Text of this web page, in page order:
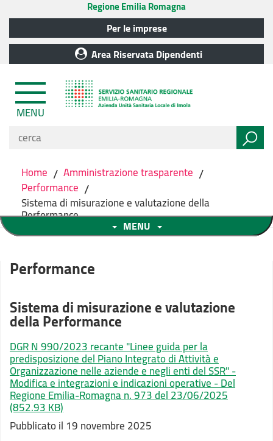
Regione Emilia Romagna
Per le imprese
Area Riservata Dipendenti
MENU
Home / Amministrazione trasparente /
Performance /
Sistema di misurazione e valutazione della
Performance
MENU
Performance
Sistema di misurazione e valutazione
della Performance
DGR N 990/2023 recante "Linee guida per la
predisposizione del Piano Integrato di Attività e
Organizzazione nelle aziende e negli enti del SSR" -
Modifica e integrazioni e indicazioni operative - Del
Regione Emilia-Romagna n. 973 del 23/06/2025
(852.93 KB)
Pubblicato il 19 novembre 2025